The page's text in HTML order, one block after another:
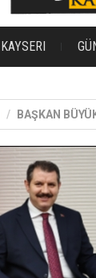
KAYSERI
BAŞKAN